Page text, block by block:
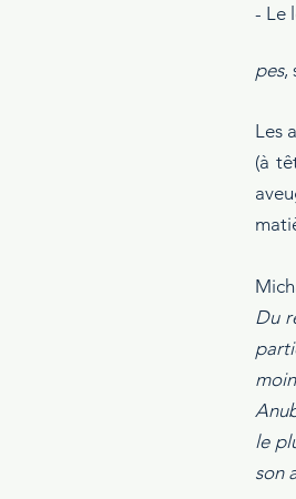
- Le
pes,
Les
(à
Du
le
son